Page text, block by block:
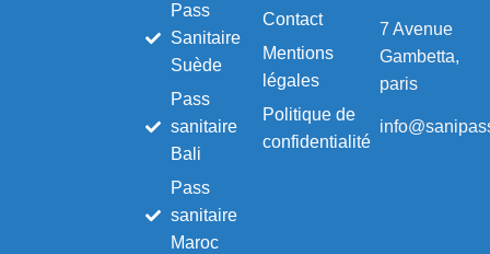
Pass
Sanitaire
Suède
Pass
sanitaire
Bali
Pass
sanitaire
Maroc
Contact
Mentions
légales
Politique de
confidentialité
7 Avenue
Gambetta,
paris